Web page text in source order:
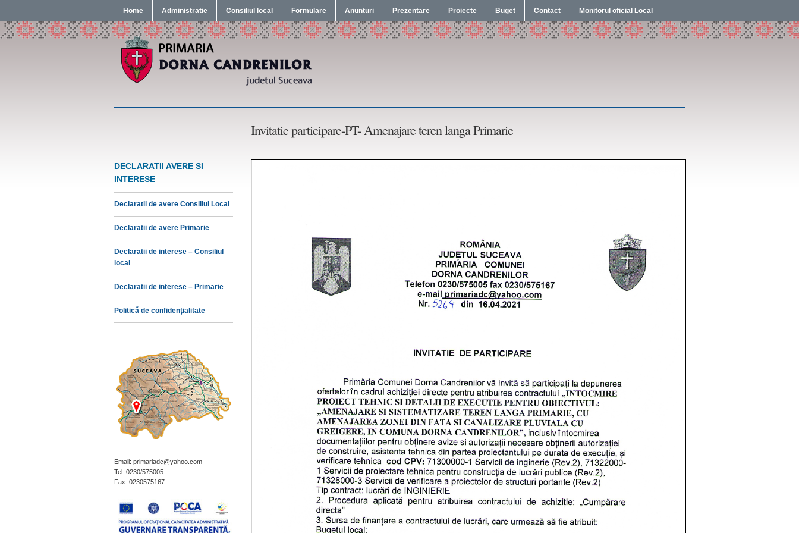
Home Administratie Consiliul local Formulare Anunturi Prezentare Proiecte Buget Contact Monitorul oficial Local
Invitatie participare-PT- Amenajare teren langa Primarie
DECLARATII AVERE SI
INTERESE
Declaratii de avere Consiliul Local
Declaratii de avere Primarie
Declaratii de interese – Consiliul
local
Declaratii de interese – Primarie
Politică de confidențialitate
Email: primariadc@yahoo.com
Tel: 0230/575005
Fax: 0230575167